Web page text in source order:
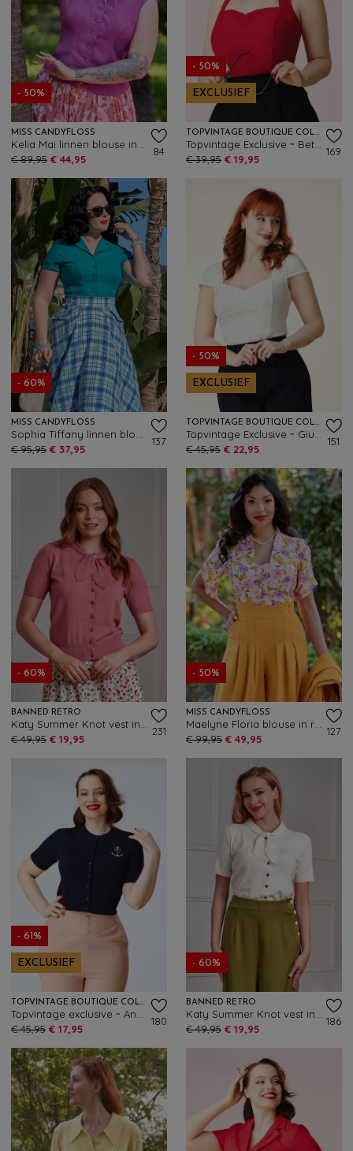
- 50%
MISS CANDYFLOSS
€ 89,95 € 44,95
84
- 50%
EXCLUSIEF
TOPVINTAGE BOUTIQUE COLLECTION
€ 39,95 € 19,95
169
- 60%
MISS CANDYFLOSS
€ 95,95 € 37,95
137
- 50%
EXCLUSIEF
TOPVINTAGE BOUTIQUE COLLECTION
€ 45,95 € 22,95
151
- 60%
BANNED RETRO
€ 49,95 € 19,95
231
- 50%
MISS CANDYFLOSS
€ 99,95 € 49,95
127
- 61%
EXCLUSIEF
TOPVINTAGE BOUTIQUE COLLECTION
€ 45,95 € 17,95
180
- 60%
BANNED RETRO
€ 49,95 € 19,95
186